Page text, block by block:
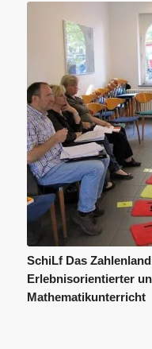
SchiLf Das
Erlebnisorientierter
Mathematikunterricht